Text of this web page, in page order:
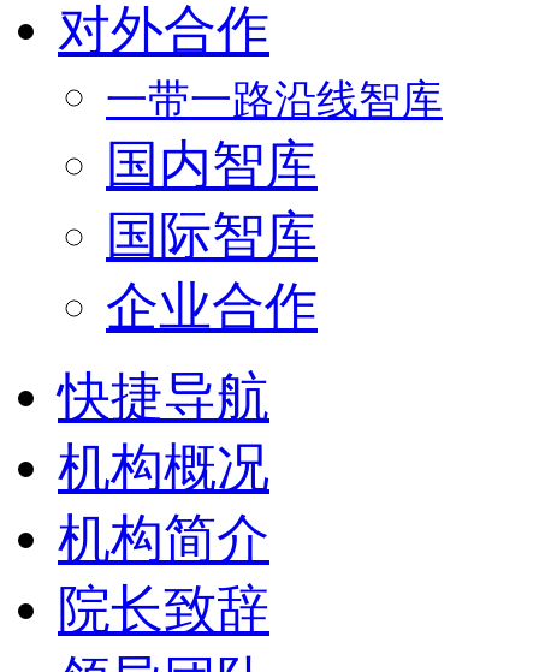
对外合作
一带一路沿线智库
国内智库
国际智库
企业合作
快捷导航
机构概况
机构简介
院长致辞